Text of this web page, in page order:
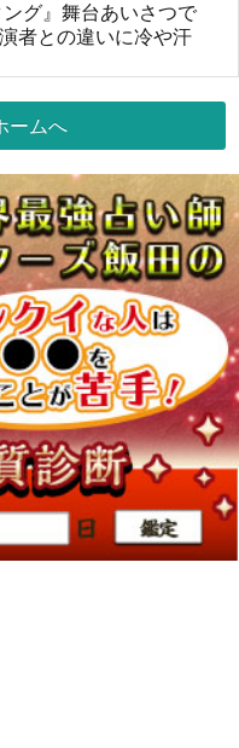
グ』舞台あいさつで
者との違いに冷や汗
ームへ